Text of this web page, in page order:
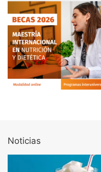
Noticias